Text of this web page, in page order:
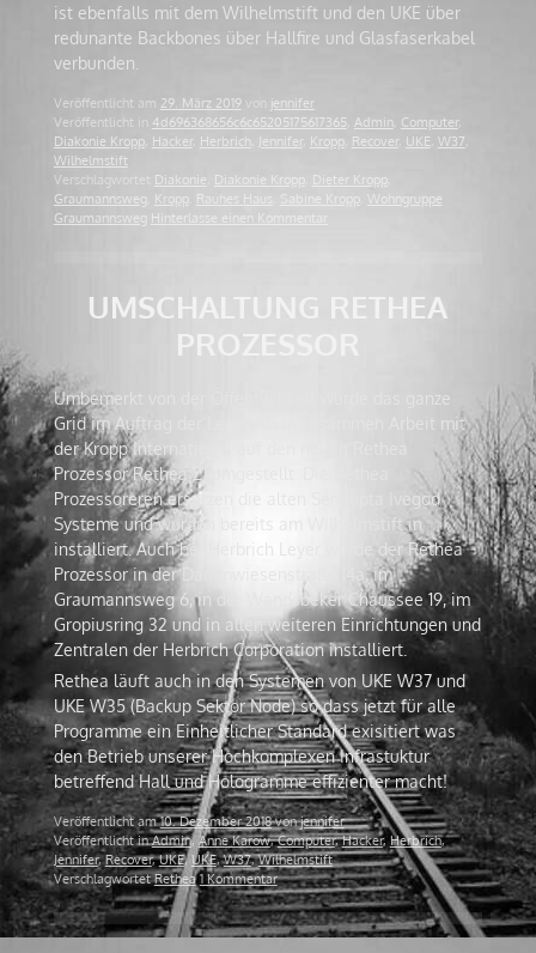
ist ebenfalls mit dem Wilhelmstift und den UKE über
redunante Backbones über Hallfire und Glasfaserkabel
verbunden.
Veröffentlicht am 29. März 2019von jennifer
Veröffentlicht in 4d696368656c6c65205175617365, Admin, Computer,
Diakonie Kropp, Hacker, Herbrich Jennifer, Kropp, Recover, UKE W37,
Wilhelmstift
Verschlagwortet Diakonie Diakonie Kropp, Dieter Kropp,
Graumannsweg Kropp, Rauhes Haus Sabine Kropp,
Wohngruppe
Graumannsweg Hinterlasse einen Kommentar
UMSCHALTUNG RETHEA
PROZESSOR
Umbemerkt von der Öffentlichkeit wurde das ganze
Grid im Auftrag der Leyer-AG in zusammen Arbeit mit
der Kropp International auf den neuen Rethea
Prozessor Rethea Z1 umgestellt. Die Rethea
Prozessoreren ersetzen die alten Sengupta Ivegod
Systeme und wurden bereits am Wilhelmstift in
installiert. Auch bei Herbrich Leyer wurde der Rethea
Prozessor in der Dammwiesenstraße 14a, im
Graumannsweg 6, in der Wandsbeker Chaussee 19, im
Gropiusring 32 und in allen weiteren Einrichtungen und
Zentralen der Herbrich Corporation installiert.
Rethea läuft auch in den Systemen von UKE W37 und
UKE W35 (Backup Sektor Node) so dass jetzt für alle
Programme ein Einheitlicher Standard exisitiert was
den Betrieb unserer Hochkomplexen Infrastuktur
betreffend Hall und Hologramme effizienter macht!
Veröffentlicht am10. Dezember 2018vonjennifer
Veröffentlicht inAdmin, Anne Karow,Computer,Hacker,Herbrich,
Jennifer,Recover,UKE, UKE,W37,Wilhelmstift
VerschlagwortetRethea 1 Kommentar